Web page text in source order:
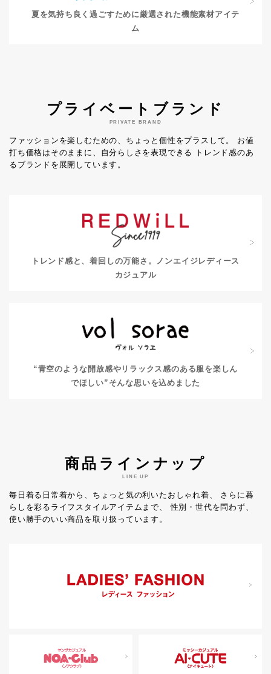
夏を気持ち良く過ごすために 厳選された機能素材アイテ
ム
プライベートブランド
PRIVATE BRAND
ファッションを楽しむための、ちょっと個性をプラスして。
お値
打ち価格はそのままに、自分らしさを表現できる
トレンド感のあ
るブランドを展開しています。
トレンド感と、着回しの万能さ。
ノンエイジレディース
カジュアル
“青空のような開放感やリラックス感のある服を楽しん
でほしい” そんな思いを込めました
商品ラインナップ
LINE UP
毎日着る日常着から、ちょっと気の利いたおしゃれ着、
さらに暮
らしを彩るライフスタイルアイテムまで、
性別・世代を問わず、
使い勝手のいい商品を取り扱っています。